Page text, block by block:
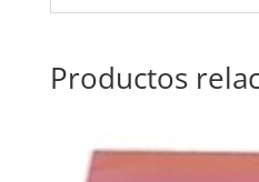
Productos